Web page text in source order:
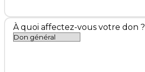
À quoi affectez-vous votre don ?